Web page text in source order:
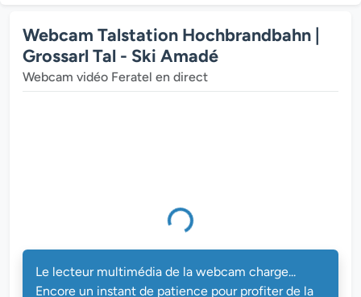
Webcam Talstation Hochbrandbahn |
Grossarl Tal - Ski Amadé
Webcam vidéo Feratel en direct
Le lecteur multimédia de la webcam charge...
Encore un instant de patience pour profiter de la